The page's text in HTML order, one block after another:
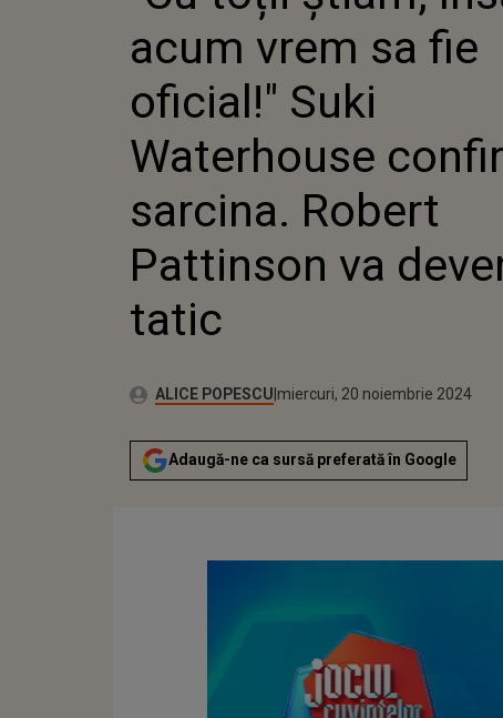
ROBERT
acum vrem sa fie
oficial!" Suki
Waterhouse
sarcina. Robert
Pattinson va
tatic
Autor:ALICE POPESCUPublicat:
luni, 20 noiembrie 2023
Actualizat:
miercuri, 20 noiembrie 2024
Adaugă-ne ca sursă preferată în Google